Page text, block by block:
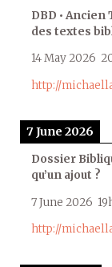
DBD •
des textes
14 May 2026
http://
7 June 2026
Dossier
qu’un ajout ?
7 June 2026
http://